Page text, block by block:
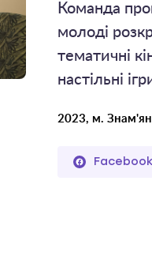
Команда
молоді
тематичні
настільні
2023, м.
Facebook